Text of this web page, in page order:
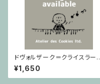
ドヴォルザーク＝クライスラー：
スラヴ幻想曲 ロ短調 from Op.
55-4, Op.75 / ヴァイオリンと
ピアノ
¥1,650